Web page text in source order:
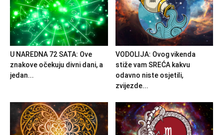
U NAREDNA 72 SATA: Ove
znakove očekuju divni dani, a
jedan...
VODOLIJA: Ovog vikenda
stiže vam SREĆA kakvu
odavno niste osjetili,
zvijezde...